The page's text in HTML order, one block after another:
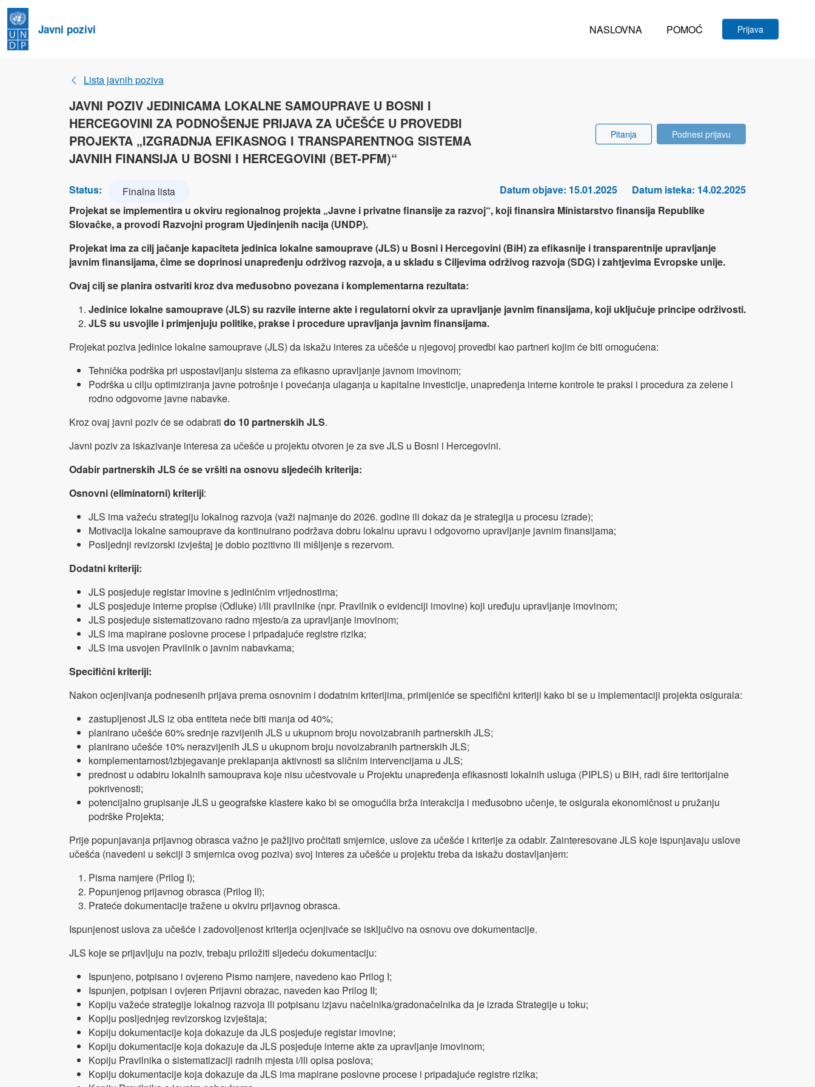
Javni pozivi NASLOVNA POMOĆ Prijava
Lista javnih poziva
JAVNI POZIV JEDINICAMA LOKALNE SAMOUPRAVE U BOSNI I
HERCEGOVINI ZA PODNOŠENJE PRIJAVA ZA UČEŠĆE U PROVEDBI
PROJEKTA „IZGRADNJA EFIKASNOG I TRANSPARENTNOG SISTEMA
JAVNIH FINANSIJA U BOSNI I HERCEGOVINI (BET-PFM)“
Pitanja Podnesi prijavu
Status: Finalna lista Datum objave: 15.01.2025
Datum isteka: 14.02.2025
Projekat se implementira u okviru regionalnog projekta „Javne i privatne finansije za razvoj“, koji finansira Ministarstvo finansija Republike
Slovačke, a provodi Razvojni program Ujedinjenih nacija (UNDP).
Projekat ima za cilj jačanje kapaciteta jedinica lokalne samouprave (JLS) u Bosni i Hercegovini (BiH) za efikasnije i transparentnije upravljanje
javnim finansijama, čime se doprinosi unapređenju održivog razvoja, a u skladu s Ciljevima održivog razvoja (SDG) i zahtjevima Evropske unije.
Ovaj cilj se planira ostvariti kroz dva međusobno povezana i komplementarna rezultata:
Jedinice lokalne samouprave (JLS) su razvile interne akte i regulatorni okvir za upravljanje javnim finansijama, koji uključuje principe održivosti.
JLS su usvojile i primjenjuju politike, prakse i procedure upravljanja javnim finansijama.
Projekat poziva jedinice lokalne samouprave (JLS) da iskažu interes za učešće u njegovoj provedbi kao partneri kojim će biti omogućena:
Tehnička podrška pri uspostavljanju sistema za efikasno upravljanje javnom imovinom;
Podrška u cilju optimiziranja javne potrošnje i povećanja ulaganja u kapitalne investicije, unapređenja interne kontrole te praksi i procedura za zelene i
rodno odgovorne javne nabavke.
Kroz ovaj javni poziv će se odabrati do 10 partnerskih JLS.
Javni poziv za iskazivanje interesa za učešće u projektu otvoren je za sve JLS u Bosni i Hercegovini.
Odabir partnerskih JLS će se vršiti na osnovu sljedećih kriterija:
Osnovni (eliminatorni) kriteriji:
JLS ima važeću strategiju lokalnog razvoja (važi najmanje do 2026. godine ili dokaz da je strategija u procesu izrade);
Motivacija lokalne samouprave da kontinuirano podržava dobru lokalnu upravu i odgovorno upravljanje javnim finansijama;
Posljednji revizorski izvještaj je dobio pozitivno ili mišljenje s rezervom.
Dodatni kriteriji:
JLS posjeduje registar imovine s jediničnim vrijednostima;
JLS posjeduje interne propise (Odluke) i/ili pravilnike (npr. Pravilnik o evidenciji imovine) koji uređuju upravljanje imovinom;
JLS posjeduje sistematizovano radno mjesto/a za upravljanje imovinom;
JLS ima mapirane poslovne procese i pripadajuće registre rizika;
JLS ima usvojen Pravilnik o javnim nabavkama;
Specifični kriteriji:
Nakon ocjenjivanja podnesenih prijava prema osnovnim i dodatnim kriterijima, primijeniće se specifični kriteriji kako bi se u implementaciji projekta osigurala:
zastupljenost JLS iz oba entiteta neće biti manja od 40%;
planirano učešće 60% srednje razvijenih JLS u ukupnom broju novoizabranih partnerskih JLS;
planirano učešće 10% nerazvijenih JLS u ukupnom broju novoizabranih partnerskih JLS;
komplementarnost/izbjegavanje preklapanja aktivnosti sa sličnim intervencijama u JLS;
prednost u odabiru lokalnih samouprava koje nisu učestvovale u Projektu unapređenja efikasnosti lokalnih usluga (PIPLS) u BiH, radi šire teritorijalne
pokrivenosti;
potencijalno grupisanje JLS u geografske klastere kako bi se omogućila brža interakcija i međusobno učenje, te osigurala ekonomičnost u pružanju
podrške Projekta;
Prije popunjavanja prijavnog obrasca važno je pažljivo pročitati smjernice, uslove za učešće i kriterije za odabir. Zainteresovane JLS koje ispunjavaju uslove
učešća (navedeni u sekciji 3 smjernica ovog poziva) svoj interes za učešće u projektu treba da iskažu dostavljanjem:
Pisma namjere (Prilog I);
Popunjenog prijavnog obrasca (Prilog II);
Prateće dokumentacije tražene u okviru prijavnog obrasca.
Ispunjenost uslova za učešće i zadovoljenost kriterija ocjenjivaće se isključivo na osnovu ove dokumentacije.
JLS koje se prijavljuju na poziv, trebaju priložiti sljedeću dokumentaciju:
Ispunjeno, potpisano i ovjereno Pismo namjere, navedeno kao Prilog I;
Ispunjen, potpisan i ovjeren Prijavni obrazac, naveden kao Prilog II;
Kopiju važeće strategije lokalnog razvoja ili potpisanu izjavu načelnika/gradonačelnika da je izrada Strategije u toku;
Kopiju posljednjeg revizorskog izvještaja;
Kopiju dokumentacije koja dokazuje da JLS posjeduje registar imovine;
Kopiju dokumentacije koja dokazuje da JLS posjeduje interne akte za upravljanje imovinom;
Kopiju Pravilnika o sistematizaciji radnih mjesta i/ili opisa poslova;
Kopiju dokumentacije koja dokazuje da JLS ima mapirane poslovne procese i pripadajuće registre rizika;